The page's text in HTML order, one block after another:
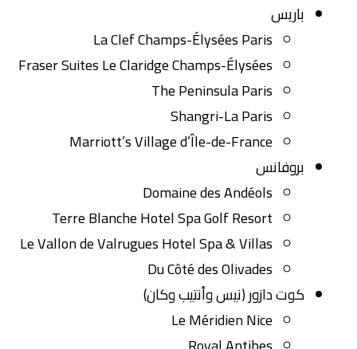
باريس
La Clef Champs-Élysées Paris
Fraser Suites Le Claridge Champs-Élysées
The Peninsula Paris
Shangri-La Paris
Marriott’s Village d’Île-de-France
بروفانس
Domaine des Andéols
Terre Blanche Hotel Spa Golf Resort
Le Vallon de Valrugues Hotel Spa & Villas
Du Côté des Olivades
كوت دازور (نيس وأنتيب وكان)
Le Méridien Nice